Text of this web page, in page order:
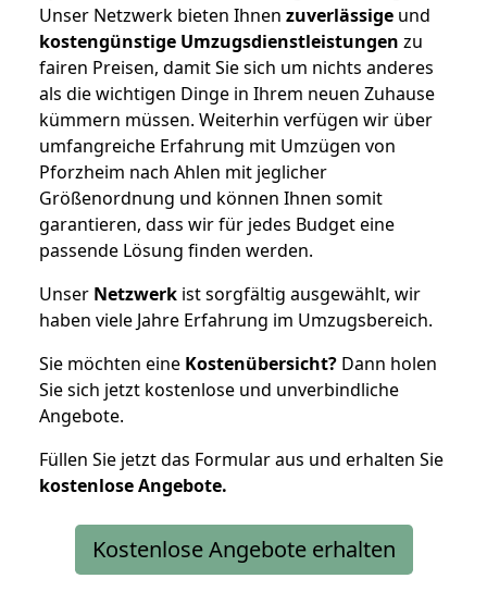
Unser Netzwerk bieten Ihnen zuverlässige und
kostengünstige Umzugsdienstleistungen zu
fairen Preisen, damit Sie sich um nichts anderes
als die wichtigen Dinge in Ihrem neuen Zuhause
kümmern müssen. Weiterhin verfügen wir über
umfangreiche Erfahrung mit Umzügen von
Pforzheim nach Ahlen mit jeglicher
Größenordnung und können Ihnen somit
garantieren, dass wir für jedes Budget eine
passende Lösung finden werden.
Unser Netzwerk ist sorgfältig ausgewählt, wir
haben viele Jahre Erfahrung im Umzugsbereich.
Sie möchten eine Kostenübersicht? Dann holen
Sie sich jetzt kostenlose und unverbindliche
Angebote.
Füllen Sie jetzt das Formular aus und erhalten Sie
kostenloseAngebote.
Kostenlose Angebote erhalten